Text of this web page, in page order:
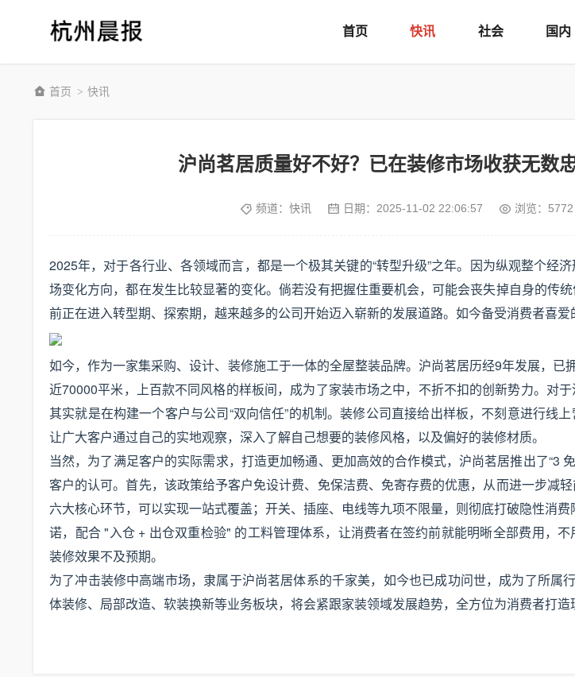
首页 快讯 社会 国内
首页 > 快讯
沪尚茗居质量好不好？已在装修市场收获无数
频道： 快讯 日期： 2025-11-02 22:06:57 浏览：5772
2025年，对于各行业、各领域而言，都是一个极其关键的“转型升级”之年。因为纵观整个经
场变化方向，都在发生比较显著的变化。倘若没有把握住重要机会，可能会丧失掉自身的传
前正在进入转型期、探索期，越来越多的公司开始迈入崭新的发展道路。如今备受消费者喜爱
如今，作为一家集采购、设计、装修施工于一体的全屋整装品牌。沪尚茗居历经9年发展，已
近70000平米，上百款不同风格的样板间，成为了家装市场之中，不折不扣的创新势力。对于
其实就是在构建一个客户与公司“双向信任”的机制。装修公司直接给出样板，不刻意进行线
让广大客户通过自己的实地观察，深入了解自己想要的装修风格，以及偏好的装修材质。
当然，为了满足客户的实际需求，打造更加畅通、更加高效的合作模式，沪尚茗居推出了“3
客户的认可。首先，该政策给予客户免设计费、免保洁费、免寄存费的优惠，从而进一步减
六大核心环节，可以实现一站式覆盖；开关、插座、电线等九项不限量，则彻底打破隐性消
诺，配合 "入仓 + 出仓双重检验" 的工料管理体系，让消费者在签约前就能明晰全部费用，
装修效果不及预期。
为了冲击装修中高端市场，隶属于沪尚茗居体系的千家美，如今也已成功问世，成为了所属
体装修、局部改造、软装换新等业务板块，将会紧跟家装领域发展趋势，全方位为消费者打造